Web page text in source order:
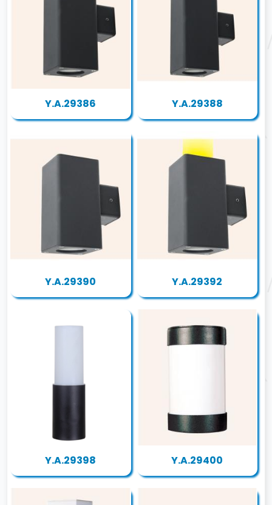
Y.A.29386 Y.A.29388
Y.A.29390 Y.A.29392
Y.A.29398 Y.A.29400